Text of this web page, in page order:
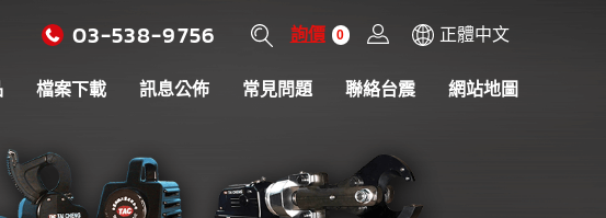
檔案下載 訊息公佈 常見問題 聯絡台震 網站地圖
03-538-9756 詢價 0 正體中文